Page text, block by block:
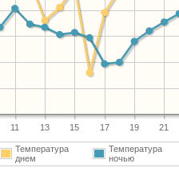
11 13 15 17 19 21
Температура
днем
Температура
ночью